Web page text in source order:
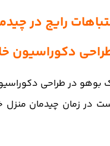
بوهو در طراحی
زمان چیدمان منزل